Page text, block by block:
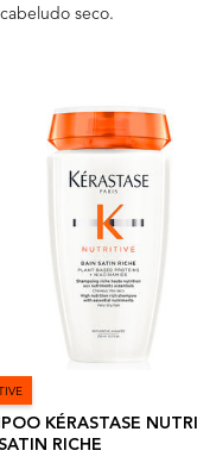
seco.
KÉRASTASE
RICHE